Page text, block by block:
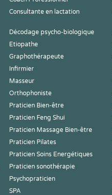
Consultante en lactation
Décodage psycho-biologique
Etiopathe
Graphothérapeute
Infirmier
Masseur
Orthophoniste
Praticien Bien-être
Praticien Feng Shui
Praticien Massage Bien-être
Praticien Pilates
Praticien Soins Energétiques
Praticien sonothérapie
Psychopraticien
SPA